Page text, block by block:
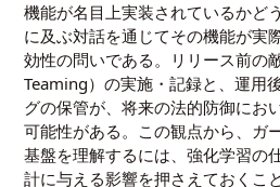
機能が名目上実装されているかど
に及ぶ対話を通じてその機能が実
効性の問いである。リリース前の
Teaming）の実施・記録と、運用
グの保管が、将来の法的防御にお
可能性がある。この観点から、ガ
基盤を理解するには、強化学習の
計に与える影響を押さえておくこ